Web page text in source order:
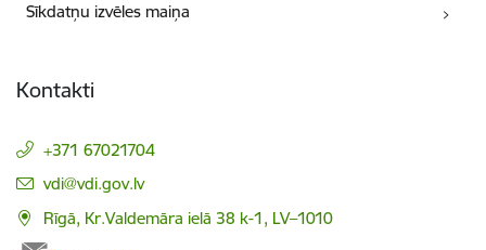
Sīkdatņu izvēles maiņa
Kontakti
+371 67021704
E-pasts:
vdi@vdi.gov.lv
Rīgā, Kr.Valdemāra ielā 38 k-1, LV–1010